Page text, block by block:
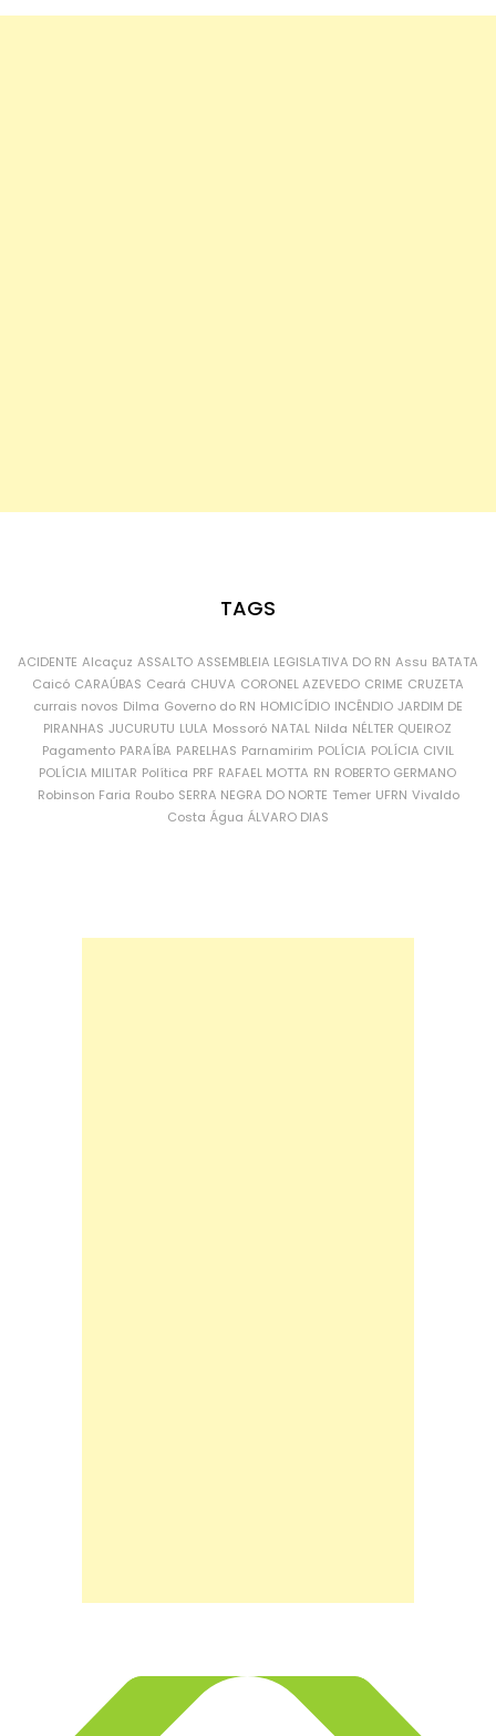
TAGS
ACIDENTE Alcaçuz ASSALTO ASSEMBLEIA LEGISLATIVA DO RN Assu BATATA
Caicó CARAÚBAS Ceará CHUVA CORONEL AZEVEDO CRIME CRUZETA
currais novos Dilma Governo do RN HOMICÍDIO INCÊNDIO JARDIM DE
PIRANHAS JUCURUTU LULA Mossoró NATAL Nilda NÉLTER QUEIROZ
Pagamento PARAÍBA PARELHAS Parnamirim POLÍCIA POLÍCIA CIVIL
POLÍCIA MILITAR Política PRF RAFAEL MOTTA RN ROBERTO GERMANO
Robinson Faria Roubo SERRA NEGRA DO NORTE Temer UFRN Vivaldo
Costa Água ÁLVARO DIAS